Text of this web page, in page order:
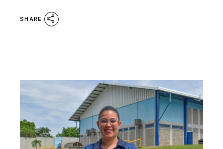
SHARE